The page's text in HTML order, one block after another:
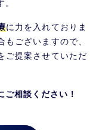
に力を入れておりま
もございますので、
ご提案させていただ
相談ください！